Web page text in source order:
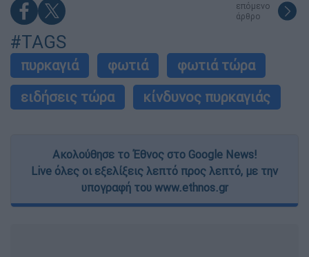
επόμενο
άρθρο
#TAGS
πυρκαγιά φωτιά
φωτιά τώρα
ειδήσεις τώρα
κίνδυνος πυρκαγιάς
Ακολούθησε το Έθνος στο Google News!
Live όλες οι εξελίξεις λεπτό προς λεπτό, με την
υπογραφή του www.ethnos.gr